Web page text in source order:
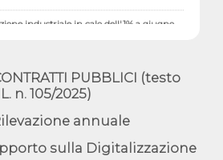
industriale in calo dell'1% a giugno,
in Cdm: contributi per
il d.lgs. di adeguamento all’AI Act in
PUBBLICI (testo
n. 105/2025)
annuale
sulla Digitalizzazione